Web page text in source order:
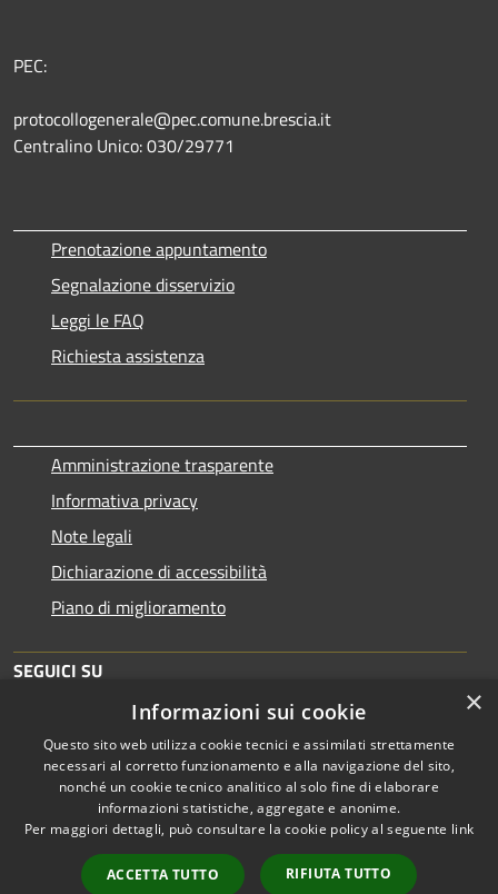
PEC:
protocollogenerale@pec.comune.brescia.it
Centralino Unico: 030/29771
Prenotazione appuntamento
Segnalazione disservizio
Leggi le FAQ
Richiesta assistenza
Amministrazione trasparente
Informativa privacy
Note legali
Dichiarazione di accessibilità
Piano di miglioramento
SEGUICI SU
RSS
Accessibilità
Copyright © 2026 • Comune di
Municipium•
Accesso
×
Informazioni sui cookie
Questo sito web utilizza cookie tecnici e assimilati strettamente
necessari al corretto funzionamento e alla navigazione del sito,
nonché un cookie tecnico analitico al solo fine di elaborare
informazioni statistiche, aggregate e anonime.
Per maggiori dettagli, può consultare la cookie policy al seguente link
ACCETTA TUTTO RIFIUTA TUTTO